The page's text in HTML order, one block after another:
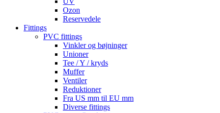
Ozon
Reservedele
Fittings
PVC fittings
Vinkler og bøjninger
Unioner
Tee / Y / kryds
Muffer
Ventiler
Reduktioner
Fra US mm til EU mm
Diverse fittings